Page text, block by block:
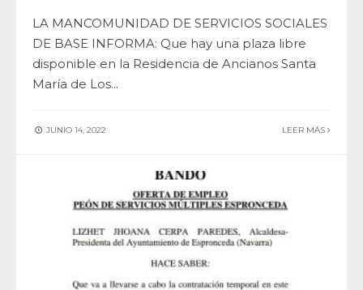
LA MANCOMUNIDAD DE SERVICIOS SOCIALES
DE BASE INFORMA: Que hay una plaza libre
disponible en la Residencia de Ancianos Santa
María de Los...
JUNIO 14, 2022 LEER MÁS